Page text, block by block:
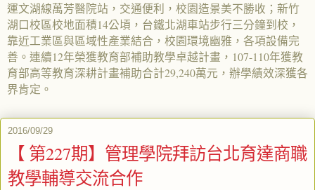
運文湖線萬芳醫院站，交通便利，校園造景美不勝收；新竹
湖口校區校地面積14公頃，台鐵北湖車站步行三分鐘到校，
靠近工業區與區域性產業結合，校園環境幽雅，各項設備完
善。連續12年榮獲教育部補助教學卓越計畫，107-110年獲教
育部高等教育深耕計畫補助合計29,240萬元，辦學績效深獲各
界肯定。
2016/09/29
【 第227期】管理學院拜訪台北育達商職
教學輔導交流合作